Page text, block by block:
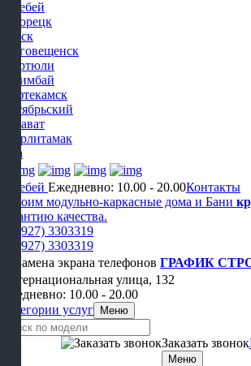
Белебей
Белорецк
Бирск
Благовещенск
Дюртюли
Ишимбай
Нефтекамск
Октябрьский
Салават
Стерлитамак
Уфа
Белебей Ежедневно: 10.00 - 20.00Контакты
Строим модульно-каркасные дома и Бани
гарантию качества.
+7 (927) 3303319
+7 (927) 3303319
ГРАФИК
Интернациональная улица, 132
Ежедневно: 10.00 - 20.00
Категории услуг
Меню
Заказать звонок
Меню